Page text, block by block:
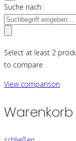
Suche nach:
Select at least 2
to compare
View comparison
Warenkorb